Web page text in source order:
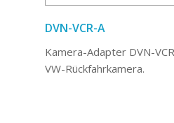
DVN-VCR-A
Kamera-Adapter DVN-
VW-Rückfahrkamera.